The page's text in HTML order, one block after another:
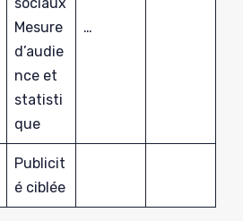
Mesure
d’audie
nce et
statisti
que
…
Publicit
é ciblée